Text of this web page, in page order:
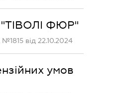
"ТІВОЛІ ФЮР"
від 22.10.2024
умов